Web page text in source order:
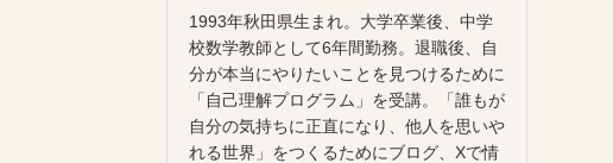
1993年秋田県生まれ。大学卒業後、中学
校数学教師として6年間勤務。退職後、自
分が本当にやりたいことを見つけるために
「自己理解プログラム」を受講。「誰もが
自分の気持ちに正直になり、他人を思いや
れる世界」をつくるためにブログ、Xで情